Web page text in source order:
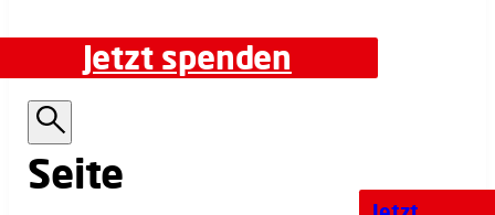
Jetzt spenden